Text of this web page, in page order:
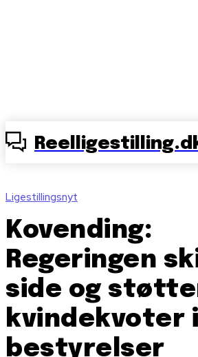
Ligestillingsnyt
Kovending:
Regeringen
side og
kvindekvoter i
bestyrelser